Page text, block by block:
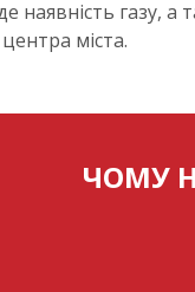
наявність газу,
міста.
ЧОМУ